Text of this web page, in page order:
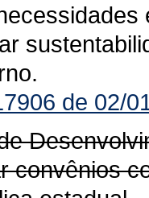
de 02/
convênios